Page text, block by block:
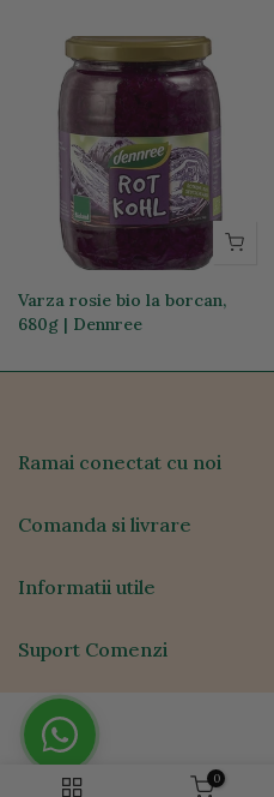
Varza rosie bio la borcan,
680g | Dennree
Ramai conectat cu noi
Comanda si livrare
Informatii utile
Suport Comenzi
0